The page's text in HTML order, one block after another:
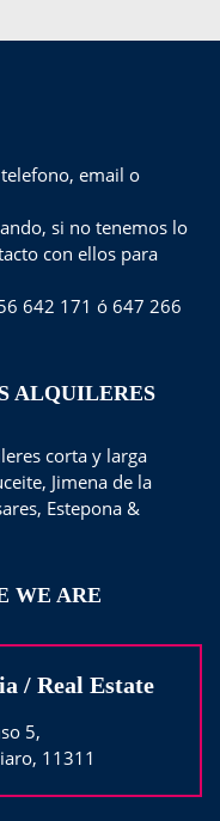
email o
si no tenemos lo
con ellos para
642 171 ó 647 266
ALQUILERES
corta y larga
Jimena de la
Estepona &
WE ARE
/ Real Estate
5,
11311